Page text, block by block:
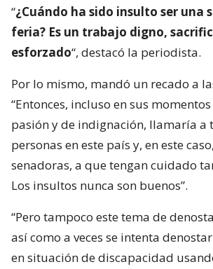
“¿Cuándo ha sido insulto ser una
feria? Es un trabajo digno,
esforzado“, destacó la periodista.
Por lo mismo, mandó un recado a
“Entonces, incluso en sus
pasión y de indignación, llamaría a
personas en este país y, en este
senadoras, a que tengan cuidado
Los insultos nunca son buenos”.
“Pero tampoco este tema de
así como a veces se intenta
en situación de discapacidad